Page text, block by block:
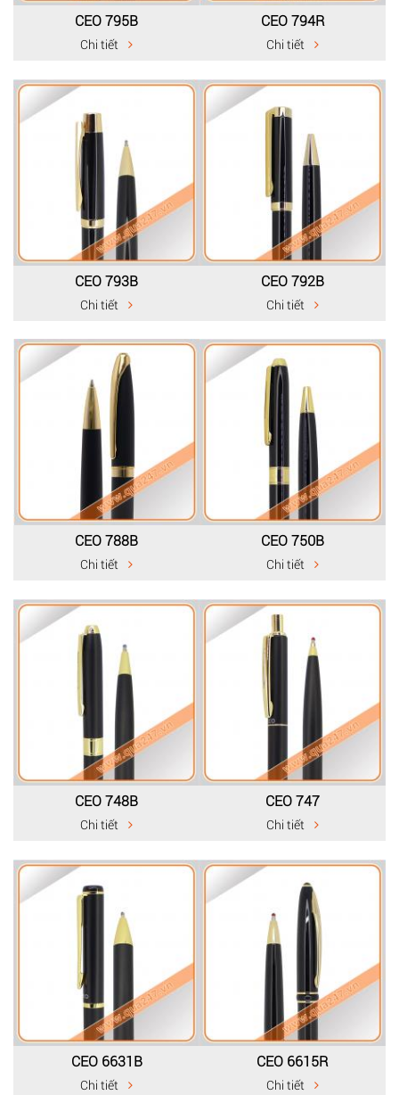
CEO 795B
Chi tiết
CEO 794R
Chi tiết
CEO 793B
Chi tiết
CEO 792B
Chi tiết
CEO 788B
Chi tiết
CEO 750B
Chi tiết
CEO 748B
Chi tiết
CEO 747
Chi tiết
CEO 6631B
Chi tiết
CEO 6615R
Chi tiết